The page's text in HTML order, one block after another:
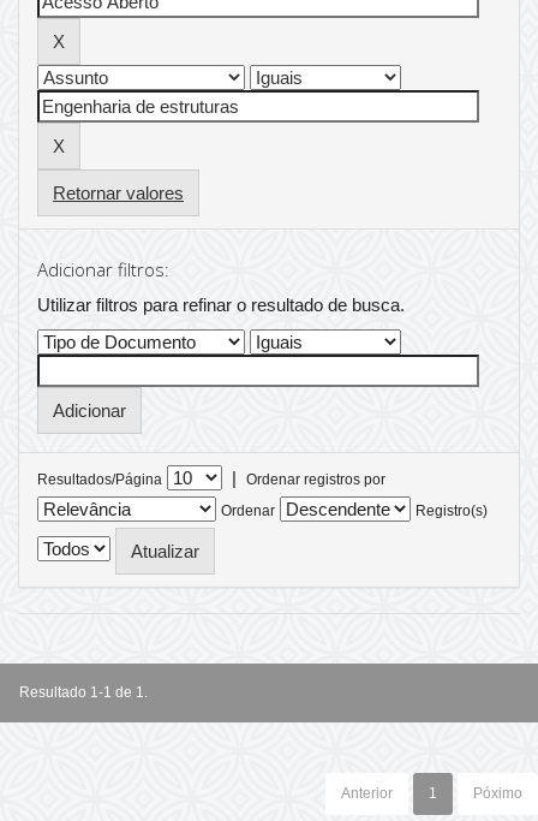
Retornar valores
Adicionar filtros:
Utilizar filtros para refinar o resultado de busca.
Resultados/Página |
Ordenar registros por
Ordenar
Registro(s)
Resultado 1-1 de 1.
Anterior 1 Póximo